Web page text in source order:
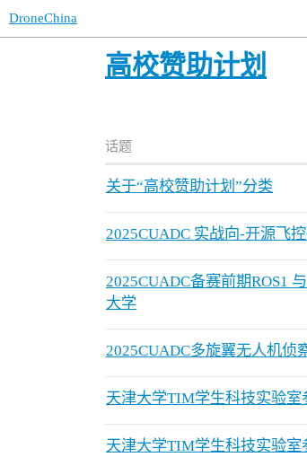
DroneChina
高校赞助计划
话题
关于“高校赞助计划”分类
2025CUADC 实战向-开源飞
2025CUADC备赛前期ROS1
大学
2025CUADC多旋翼无人机
天津大学TIM学生科技实验室
天津大学TIM学生科技实验室